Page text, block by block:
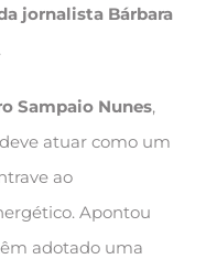
jornalista Bárbara
Sampaio Nunes,
atuar como um
ao
Apontou
adotado uma